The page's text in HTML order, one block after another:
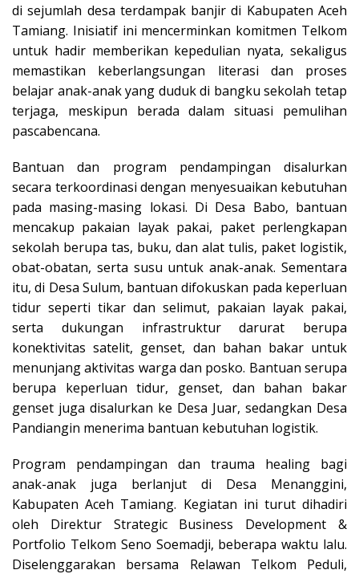
di sejumlah desa terdampak banjir di Kabupaten Aceh
Tamiang. Inisiatif ini mencerminkan komitmen Telkom
untuk hadir memberikan kepedulian nyata, sekaligus
memastikan keberlangsungan literasi dan proses
belajar anak-anak yang duduk di bangku sekolah tetap
terjaga, meskipun berada dalam situasi pemulihan
pascabencana.
Bantuan dan program pendampingan disalurkan
secara terkoordinasi dengan menyesuaikan kebutuhan
pada masing-masing lokasi. Di Desa Babo, bantuan
mencakup pakaian layak pakai, paket perlengkapan
sekolah berupa tas, buku, dan alat tulis, paket logistik,
obat-obatan, serta susu untuk anak-anak. Sementara
itu, di Desa Sulum, bantuan difokuskan pada keperluan
tidur seperti tikar dan selimut, pakaian layak pakai,
serta dukungan infrastruktur darurat berupa
konektivitas satelit, genset, dan bahan bakar untuk
menunjang aktivitas warga dan posko. Bantuan serupa
berupa keperluan tidur, genset, dan bahan bakar
genset juga disalurkan ke Desa Juar, sedangkan Desa
Pandiangin menerima bantuan kebutuhan logistik.
Program pendampingan dan trauma healing bagi
anak-anak juga berlanjut di Desa Menanggini,
Kabupaten Aceh Tamiang. Kegiatan ini turut dihadiri
oleh Direktur Strategic Business Development &
Portfolio Telkom Seno Soemadji, beberapa waktu lalu.
Diselenggarakan bersama Relawan Telkom Peduli,